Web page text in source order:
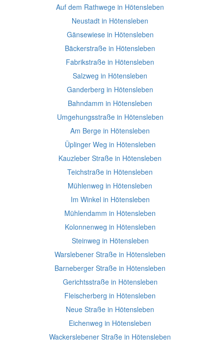
Auf dem Rathwege in Hötensleben
Neustadt in Hötensleben
Gänsewiese in Hötensleben
Bäckerstraße in Hötensleben
Fabrikstraße in Hötensleben
Salzweg in Hötensleben
Ganderberg in Hötensleben
Bahndamm in Hötensleben
Umgehungsstraße in Hötensleben
Am Berge in Hötensleben
Üplinger Weg in Hötensleben
Kauzleber Straße in Hötensleben
Teichstraße in Hötensleben
Mühlenweg in Hötensleben
Im Winkel in Hötensleben
Mühlendamm in Hötensleben
Kolonnenweg in Hötensleben
Steinweg in Hötensleben
Warslebener Straße in Hötensleben
Barneberger Straße in Hötensleben
Gerichtsstraße in Hötensleben
Fleischerberg in Hötensleben
Neue Straße in Hötensleben
Eichenweg in Hötensleben
Wackerslebener Straße in Hötensleben